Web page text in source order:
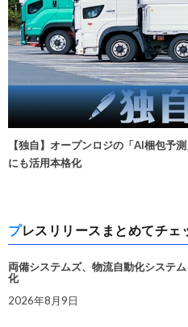
【独自】オープンロジの「AI梱包予
にも活用本格化
プレスリリースまとめてチェ
両備システムズ、物流自動化システ
化
2026年8月9日